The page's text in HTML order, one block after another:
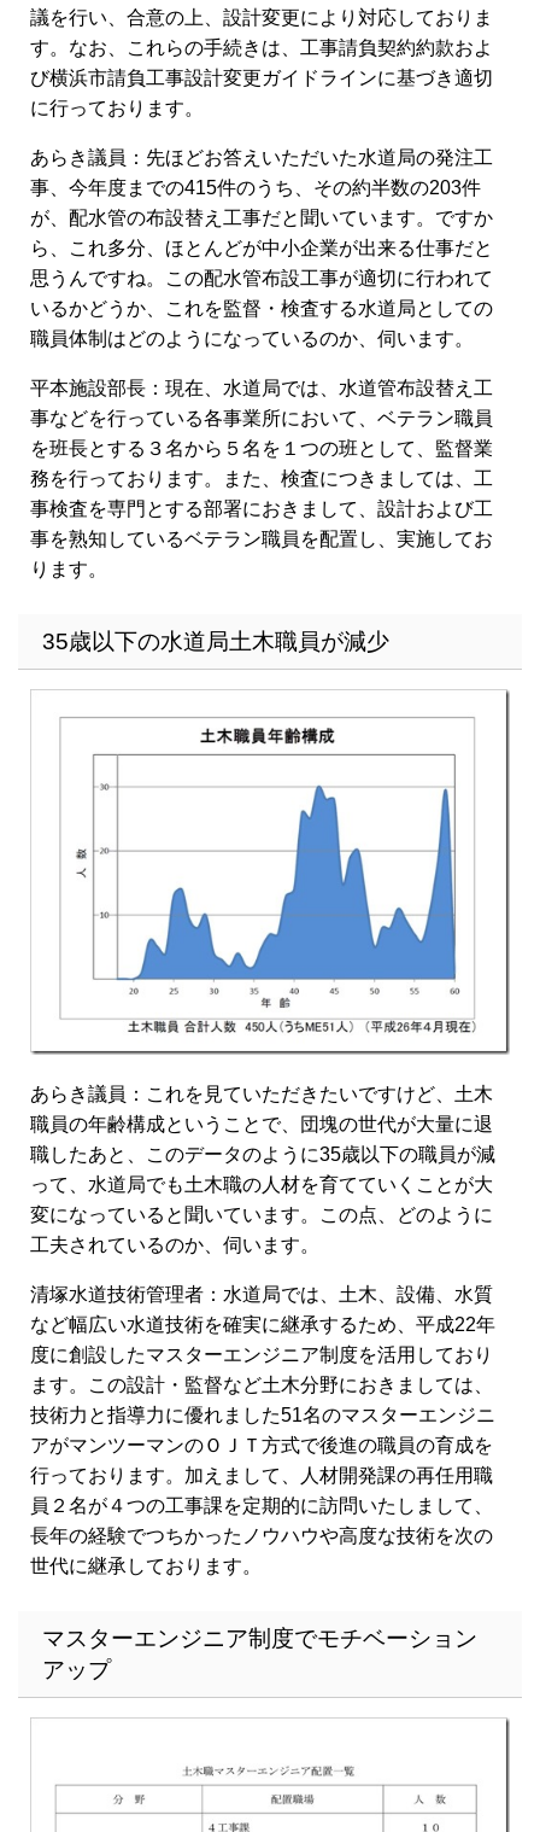
議を行い、合意の上、設計変更により対応しておりま
す。なお、これらの手続きは、工事請負契約約款およ
び横浜市請負工事設計変更ガイドラインに基づき適切
に行っております。
あらき議員：先ほどお答えいただいた水道局の発注工
事、今年度までの415件のうち、その約半数の203件
が、配水管の布設替え工事だと聞いています。ですか
ら、これ多分、ほとんどが中小企業が出来る仕事だと
思うんですね。この配水管布設工事が適切に行われて
いるかどうか、これを監督・検査する水道局としての
職員体制はどのようになっているのか、伺います。
平本施設部長：現在、水道局では、水道管布設替え工
事などを行っている各事業所において、ベテラン職員
を班長とする３名から５名を１つの班として、監督業
務を行っております。また、検査につきましては、工
事検査を専門とする部署におきまして、設計および工
事を熟知しているベテラン職員を配置し、実施してお
ります。
35歳以下の水道局土木職員が減少
あらき議員：これを見ていただきたいですけど、土木
職員の年齢構成ということで、団塊の世代が大量に退
職したあと、このデータのように35歳以下の職員が減
って、水道局でも土木職の人材を育てていくことが大
変になっていると聞いています。この点、どのように
工夫されているのか、伺います。
清塚水道技術管理者：水道局では、土木、設備、水質
など幅広い水道技術を確実に継承するため、平成22年
度に創設したマスターエンジニア制度を活用しており
ます。この設計・監督など土木分野におきましては、
技術力と指導力に優れました51名のマスターエンジニ
アがマンツーマンのＯＪＴ方式で後進の職員の育成を
行っております。加えまして、人材開発課の再任用職
員２名が４つの工事課を定期的に訪問いたしまして、
長年の経験でつちかったノウハウや高度な技術を次の
世代に継承しております。
マスターエンジニア制度でモチベーション
アップ